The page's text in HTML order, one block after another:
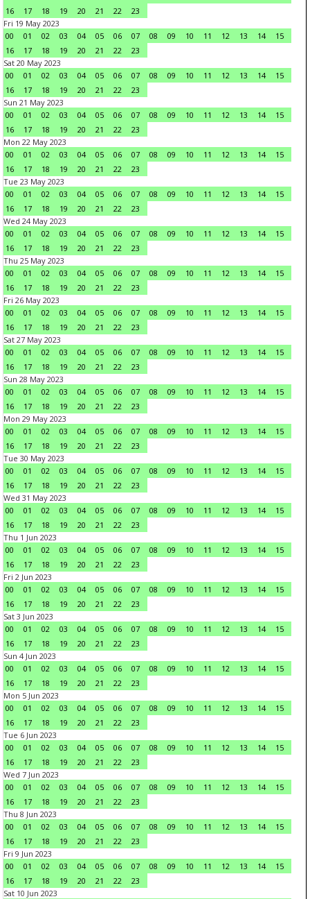
16
17 18 19 20 21 22
23
Fri 19 May 2023
00
01 02 03 04 05 06 07 08 09 10 11 12 13 14
15
16
17 18 19 20 21 22
23
Sat 20 May 2023
00
01 02 03 04 05 06 07 08 09 10 11 12 13 14
15
16
17 18 19 20 21 22
23
Sun 21 May 2023
00
01 02 03 04 05 06 07 08 09 10 11 12 13 14
15
16
17 18 19 20 21 22
23
Mon 22 May 2023
00
01 02 03 04 05 06 07 08 09 10 11 12 13 14
15
16
17 18 19 20 21 22
23
Tue 23 May 2023
00
01 02 03 04 05 06 07 08 09 10 11 12 13 14
15
16
17 18 19 20 21 22
23
Wed 24 May 2023
00
01 02 03 04 05 06 07 08 09 10 11 12 13 14
15
16
17 18 19 20 21 22
23
Thu 25 May 2023
00
01 02 03 04 05 06 07 08 09 10 11 12 13 14
15
16
17 18 19 20 21 22
23
Fri 26 May 2023
00
01 02 03 04 05 06 07 08 09 10 11 12 13 14
15
16
17 18 19 20 21 22
23
Sat 27 May 2023
00
01 02 03 04 05 06 07 08 09 10 11 12 13 14
15
16
17 18 19 20 21 22
23
Sun 28 May 2023
00
01 02 03 04 05 06 07 08 09 10 11 12 13 14
15
16
17 18 19 20 21 22
23
Mon 29 May 2023
00
01 02 03 04 05 06 07 08 09 10 11 12 13 14
15
16
17 18 19 20 21 22
23
Tue 30 May 2023
00
01 02 03 04 05 06 07 08 09 10 11 12 13 14
15
16
17 18 19 20 21 22
23
Wed 31 May 2023
00
01 02 03 04 05 06 07 08 09 10 11 12 13 14
15
16
17 18 19 20 21 22
23
Thu 1 Jun 2023
00
01 02 03 04 05 06 07 08 09 10 11 12 13 14
15
16
17 18 19 20 21 22
23
Fri 2 Jun 2023
00
01 02 03 04 05 06 07 08 09 10 11 12 13 14
15
16
17 18 19 20 21 22
23
Sat 3 Jun 2023
00
01 02 03 04 05 06 07 08 09 10 11 12 13 14
15
16
17 18 19 20 21 22
23
Sun 4 Jun 2023
00
01 02 03 04 05 06 07 08 09 10 11 12 13 14
15
16
17 18 19 20 21 22
23
Mon 5 Jun 2023
00
01 02 03 04 05 06 07 08 09 10 11 12 13 14
15
16
17 18 19 20 21 22
23
Tue 6 Jun 2023
00
01 02 03 04 05 06 07 08 09 10 11 12 13 14
15
16
17 18 19 20 21 22
23
Wed 7 Jun 2023
00
01 02 03 04 05 06 07 08 09 10 11 12 13 14
15
16
17 18 19 20 21 22
23
Thu 8 Jun 2023
00
01 02 03 04 05 06 07 08 09 10 11 12 13 14
15
16
17 18 19 20 21 22
23
Fri 9 Jun 2023
00
01 02 03 04 05 06 07 08 09 10 11 12 13 14
15
16
17 18 19 20 21 22
23
Sat 10 Jun 2023